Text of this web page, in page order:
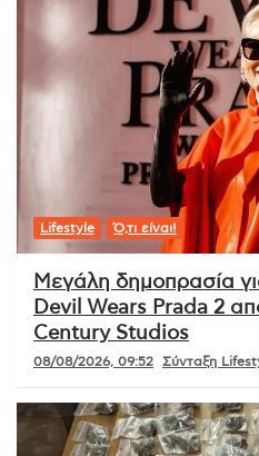
Lifestyle Ό,τι είναι!
Μεγάλη δημοπρασία
Devil Wears Prada 2
Century Studios
08/08/2026, 09:52 Σύνταξη